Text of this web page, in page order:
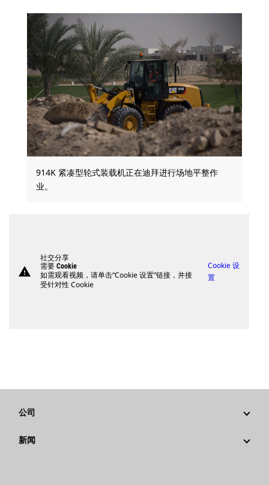
914K 紧凑型轮式装载机正在迪拜进行场地平整作
业。
warning
社交分享
需要 Cookie
如需观看视频，请单击“Cookie 设置”链接，并接
受针对性 Cookie
Cookie 设
置
公司
战略
新闻